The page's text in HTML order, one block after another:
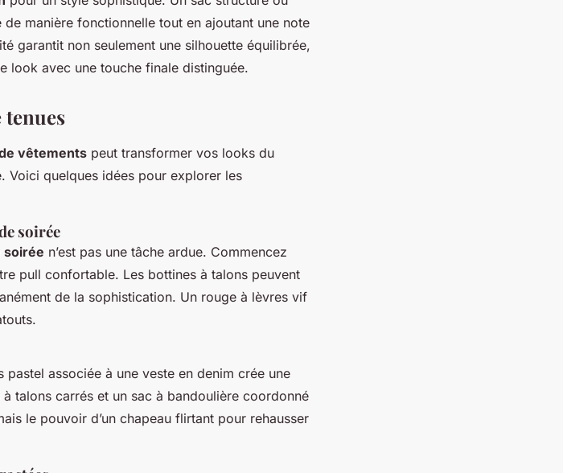
manière fonctionnelle tout en ajoutant une note
garantit non seulement une silhouette équilibrée,
look avec une touche finale distinguée.
tenues
vêtements peut transformer vos looks du
Voici quelques idées pour explorer les
soirée
soirée n’est pas une tâche ardue. Commencez
pull confortable. Les bottines à talons peuvent
de la sophistication. Un rouge à lèvres vif
associée à une veste en denim crée une
talons carrés et un sac à bandoulière coordonné
le pouvoir d’un chapeau flirtant pour rehausser